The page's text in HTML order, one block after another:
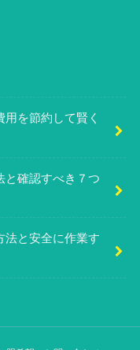
を節約して賢く
と確認すべき７つ
法と安全に作業す